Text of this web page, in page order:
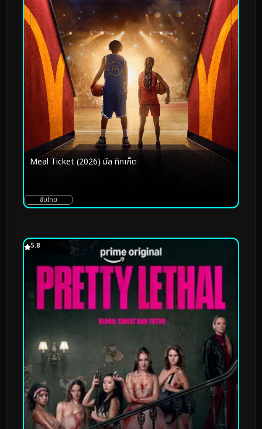
Meal Ticket (2026) มีล ทิกเก็ต
ซับไทย
5.8